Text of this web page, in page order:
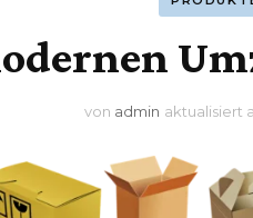
von admin aktualisiert